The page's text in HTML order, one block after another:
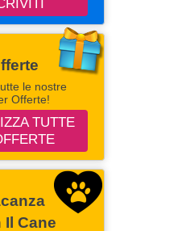
le nostre
Offerte!
TUTTE
Il Cane